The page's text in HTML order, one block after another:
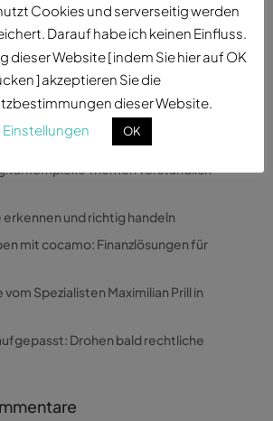
komplexe Themen verständlich
erkennen und richtig handeln
mit cocamo: Finanzlösungen für
Spezialisten Maximilian Prill in
Drohen bald rechtliche
Cookies und serverseitig werden
Darauf habe ich keinen Einfluss.
dieser Website [ indem Sie hier auf OK
] akzeptieren Sie die
dieser Website.
Einstellungen
OK